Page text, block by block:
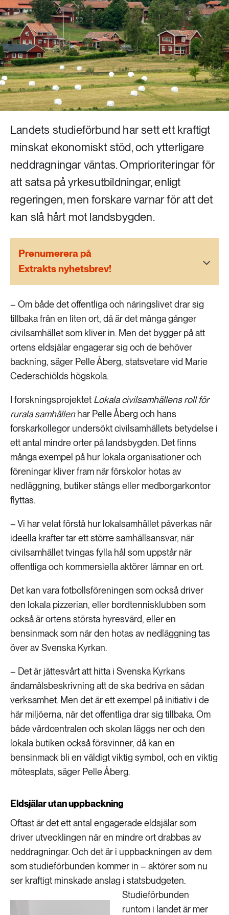
Mat & jordbruk
Skog
Social hållbarhet
Transport
252 ARTIKLAR
Landsbygd
939 ARTIKLAR
Livsstil & konsumtion
612 ARTIKLAR
262 ARTIKLAR
Skog
Social hållbarhet
473 ARTIKLAR
Vatten
Landets studieförbund har sett ett kraftigt
minskat ekonomiskt stöd, och ytterligare
neddragningar väntas. Omprioriteringar för
att satsa på yrkesutbildningar, enligt
regeringen, men forskare varnar för att det
kan slå hårt mot landsbygden.
Prenumerera på
Extrakts nyhetsbrev!
– Om både det offentliga och näringslivet drar sig
tillbaka från en liten ort, då är det många gånger
civilsamhället som kliver in. Men det bygger på att
ortens eldsjälar engagerar sig och de behöver
backning, säger Pelle Åberg, statsvetare vid Marie
Cederschiölds högskola.
I forskningsprojektet Lokala civilsamhällens roll för
rurala samhällenhar Pelle Åberg och hans
forskarkollegor undersökt civilsamhällets betydelse i
ett antal mindre orter på landsbygden. Det finns
många exempel på hur lokala organisationer och
föreningar kliver fram när förskolor hotas av
nedläggning, butiker stängs eller medborgarkontor
flyttas.
– Vi har velat förstå hur lokalsamhället påverkas när
ideella krafter tar ett större samhällsansvar, när
civilsamhället tvingas fylla hål som uppstår när
offentliga och kommersiella aktörer lämnar en ort.
Det kan vara fotbollsföreningen som också driver
den lokala pizzerian, eller bordtennisklubben som
också är ortens största hyresvärd, eller en
bensinmack som när den hotas av nedläggning tas
över av Svenska Kyrkan.
– Det är jättesvårt att hitta i Svenska Kyrkans
ändamålsbeskrivning att de ska bedriva en sådan
verksamhet. Men det är ett exempel på initiativ i de
här miljöerna, när det offentliga drar sig tillbaka. Om
både vårdcentralen och skolan läggs ner och den
lokala butiken också försvinner, då kan en
bensinmack bli en väldigt viktig symbol, och en viktig
mötesplats, säger Pelle Åberg.
Eldsjälar utan uppbackning
Oftast är det ett antal engagerade eldsjälar som
driver utvecklingen när en mindre ort drabbas av
neddragningar. Och det är i uppbackningen av dem
som studieförbunden kommer in – aktörer som nu
ser kraftigt minskade anslag i statsbudgeten.
Studieförbunden
runtom i landet är mer